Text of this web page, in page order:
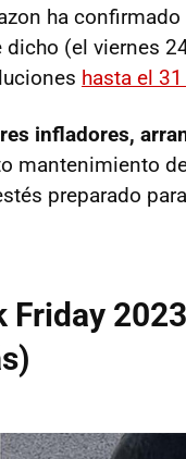
ha confirmado
dicho (el viernes
hasta el
infladores,
mantenimiento
preparado
Friday